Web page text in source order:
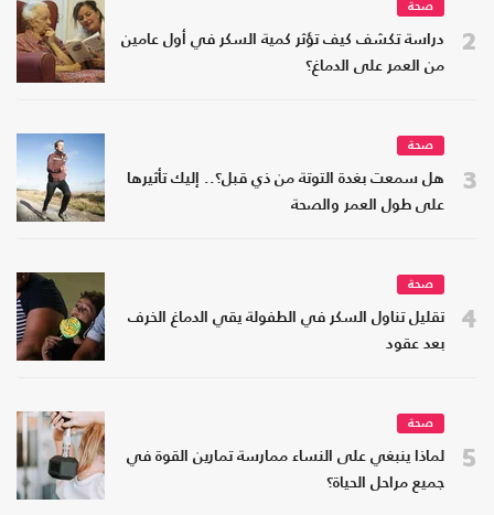
2
صحة
دراسة تكشف كيف تؤثر كمية السكر في أول عامين
من العمر على الدماغ؟
3
صحة
هل سمعت بغدة التوتة من ذي قبل؟.. إليك تأثيرها
على طول العمر والصحة
4
صحة
تقليل تناول السكر في الطفولة يقي الدماغ الخرف
بعد عقود
5
صحة
لماذا ينبغي على النساء ممارسة تمارين القوة في
جميع مراحل الحياة؟